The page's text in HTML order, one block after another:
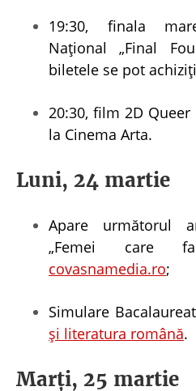
19:30, finala
Național „Final
biletele se pot
20:30, film 2D
la Cinema Arta.
Luni, 24 martie
Apare următorul
„Femei care
covasnamedia.ro;
Simulare
și literatura română.
Marți, 25 martie